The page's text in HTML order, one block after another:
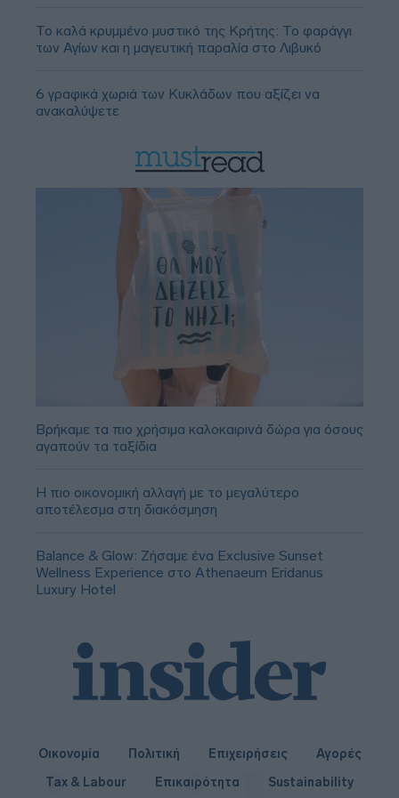
Το καλά κρυμμένο μυστικό της Κρήτης: Το φαράγγι
των Αγίων και η μαγευτική παραλία στο Λιβυκό
6 γραφικά χωριά των Κυκλάδων που αξίζει να
ανακαλύψετε
Βρήκαμε τα πιο χρήσιμα καλοκαιρινά δώρα για όσους
αγαπούν τα ταξίδια
Η πιο οικονομική αλλαγή με το μεγαλύτερο
αποτέλεσμα στη διακόσμηση
Balance & Glow: Ζήσαμε ένα Exclusive Sunset
Wellness Experience στο Athenaeum Eridanus
Luxury Hotel
Οικονομία Πολιτική Επιχειρήσεις
Αγορές
Tax & Labour
Επικαιρότητα Sustainability